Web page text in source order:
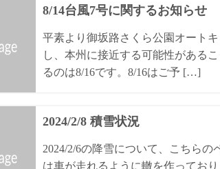
8/14台風7号に関するお知らせ
平素より御坂路さくら公園オート
し、本州に接近する可能性がある
るのは8/16です。8/16はご予 […]
2024/2/8 積雪状況
2024/2/6の降雪について、こちら
は車が走れるように轍を作ってお